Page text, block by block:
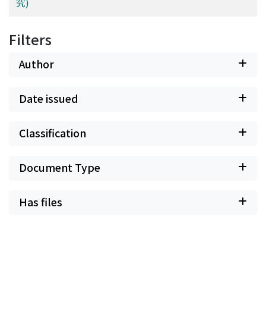
Filters
Author
Date issued
Classification
Document Type
Has files